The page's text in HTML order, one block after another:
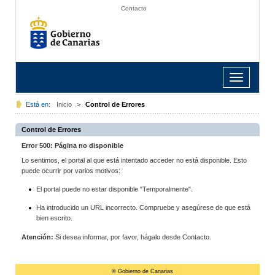
Contacto
Toggle
navigation
Está en: Inicio > Control de Errores
Control de Errores
Error 500: Página no disponible
Lo sentimos, el portal al que está intentado acceder no está disponible. Esto
puede ocurrir por varios motivos:
El portal puede no estar disponible "Temporalmente".
Ha introducido un URL incorrecto. Compruebe y asegúrese de que está
bien escrito.
Atención: Si desea informar, por favor, hágalo desde Contacto.
© Gobierno de Canarias